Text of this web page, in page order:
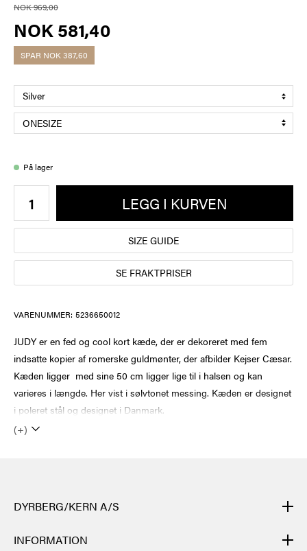
NOK 969,00
NOK 581,40
SPAR NOK 387,60
På lager
LEGG I KURVEN
SIZE GUIDE
SE FRAKTPRISER
VARENUMMER: 5236650012
JUDY er en fed og cool kort kæde, der er dekoreret med fem
indsatte kopier af romerske guldmønter, der afbilder Kejser Cæsar.
Kæden ligger med sine 50 cm ligger lige til i halsen og kan
varieres i længde. Her vist i sølvtonet messing. Kæden er designet
i poleret stål og designet i Danmark.
(+)
DYRBERG/KERN A/S
DYRBERG/KERNs produkter er håndlagde og gjennomgår mange
INFORMATION